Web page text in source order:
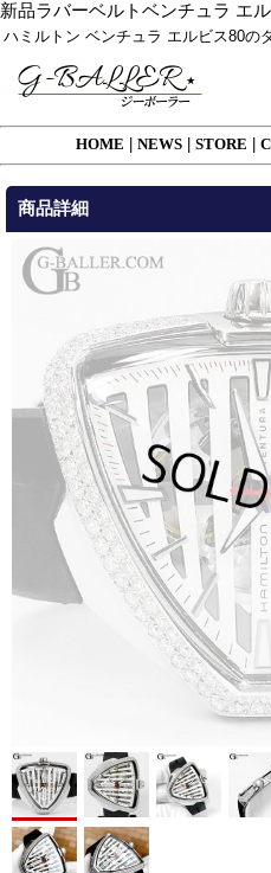
新品ラバーベルトベンチュラ エ
ハミルトン ベンチュラ エルビス80の
HOME NEWS STORE
商品詳細